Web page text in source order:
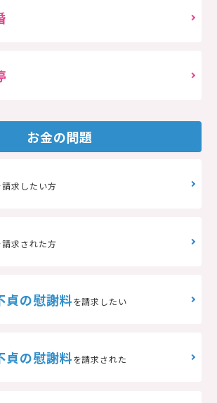
お金の問題
請求したい方
請求された方
貞の慰謝料を請求したい
貞の慰謝料を請求された